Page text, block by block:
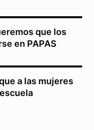
que los
en PAPAS
a las mujeres